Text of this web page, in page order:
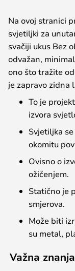
Na ovoj stranici
svjetiljki za
svačiji ukus Bez
odvažan,
ono što tražite
je zapravo zidna
To je
izvora
Svjetiljka
okomitu
Ovisno o
ožičenjem.
Statično je
smjerova.
Može biti
su metal,
Važna